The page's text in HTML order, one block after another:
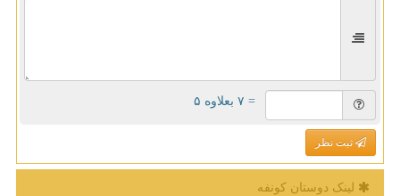
= ۷ بعلاوه ۵
ثبت نظر
لینک دوستان كونفه